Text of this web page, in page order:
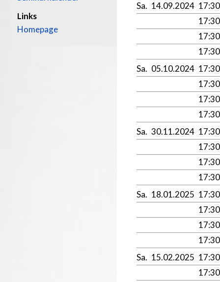
Links
Homepage
Sa. 14.09.2024
Sa. 05.10.2024
Sa. 30.11.2024
Sa. 18.01.2025
Sa. 15.02.2025